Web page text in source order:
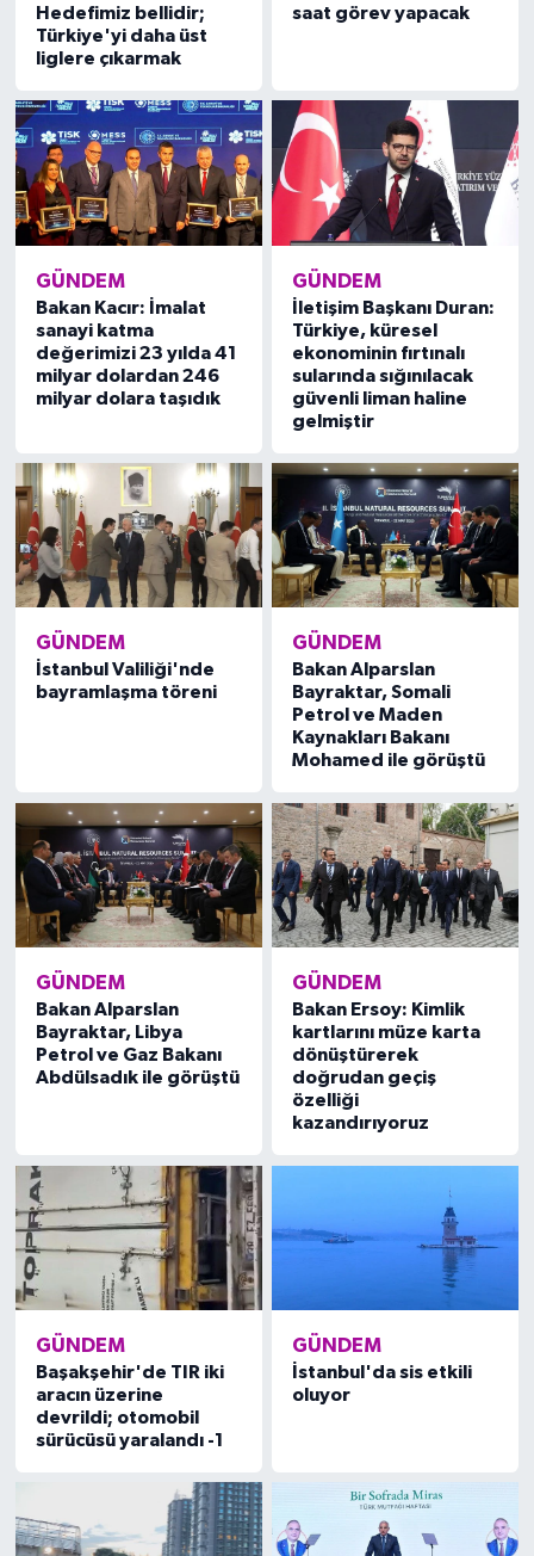
Hedefimiz bellidir;
Türkiye'yi daha üst
liglere çıkarmak
saat görev yapacak
GÜNDEM
Bakan Kacır: İmalat
sanayi katma
değerimizi 23 yılda 41
milyar dolardan 246
milyar dolara taşıdık
GÜNDEM
İletişim Başkanı Duran:
Türkiye, küresel
ekonominin fırtınalı
sularında sığınılacak
güvenli liman haline
gelmiştir
GÜNDEM
İstanbul Valiliği'nde
bayramlaşma töreni
GÜNDEM
Bakan Alparslan
Bayraktar, Somali
Petrol ve Maden
Kaynakları Bakanı
Mohamed ile görüştü
GÜNDEM
Bakan Alparslan
Bayraktar, Libya
Petrol ve Gaz Bakanı
Abdülsadık ile görüştü
GÜNDEM
Bakan Ersoy: Kimlik
kartlarını müze karta
dönüştürerek
doğrudan geçiş
özelliği
kazandırıyoruz
GÜNDEM
Başakşehir'de TIR iki
aracın üzerine
devrildi; otomobil
sürücüsü yaralandı -1
GÜNDEM
İstanbul'da sis etkili
oluyor